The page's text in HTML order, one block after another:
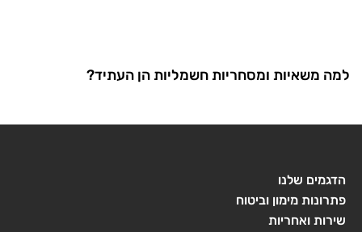
למה משאיות ומסחריות חשמליות הן העתיד?
הדגמים שלנו
פתרונות מימון וביטוח
שירות ואחריות